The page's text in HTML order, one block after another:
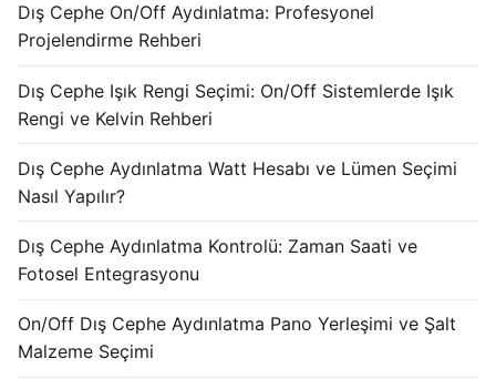
Turkish
Russian
French
Dış Cephe On/Off Aydınlatma: Profesyonel
Projelendirme Rehberi
Dış Cephe Işık Rengi Seçimi: On/Off Sistemlerde Işık
Rengi ve Kelvin Rehberi
Dış Cephe Aydınlatma Watt Hesabı ve Lümen Seçimi
Nasıl Yapılır?
Dış Cephe Aydınlatma Kontrolü: Zaman Saati ve
Fotosel Entegrasyonu
On/Off Dış Cephe Aydınlatma Pano Yerleşimi ve Şalt
Malzeme Seçimi